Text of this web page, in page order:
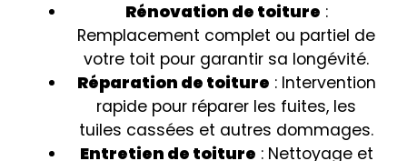
Rénovation de toiture :
Remplacement complet ou partiel de
votre toit pour garantir sa longévité.
Réparation de toiture : Intervention
rapide pour réparer les fuites, les
tuiles cassées et autres dommages.
Entretien de toiture : Nettoyage et